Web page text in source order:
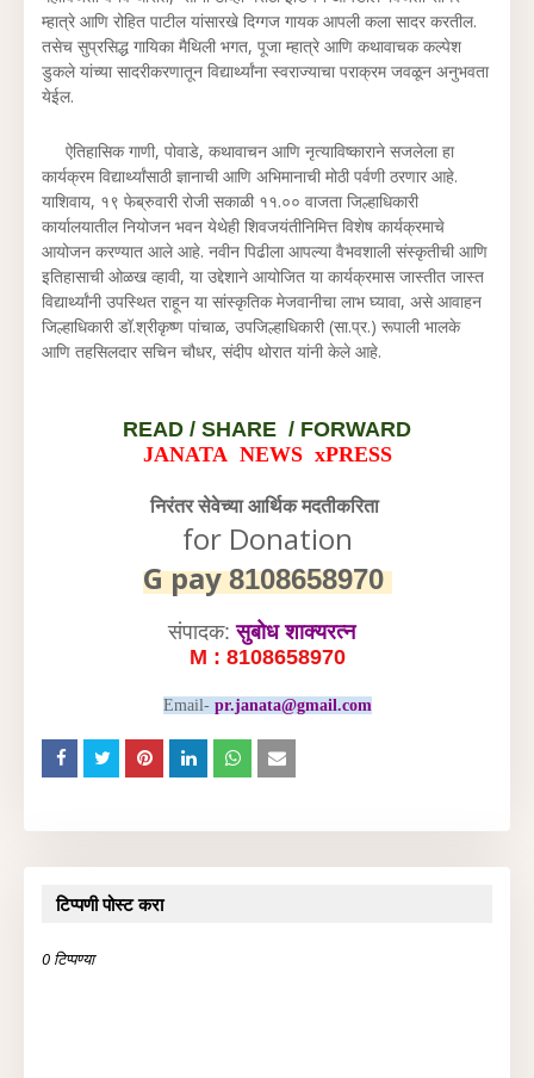
म्हात्रे आणि रोहित पाटील यांसारखे दिग्गज गायक आपली कला सादर करतील.
तसेच सुप्रसिद्ध गायिका मैथिली भगत, पूजा म्हात्रे आणि कथावाचक कल्पेश
डुकले यांच्या सादरीकरणातून विद्यार्थ्यांना स्वराज्याचा पराक्रम जवळून अनुभवता
येईल.
ऐतिहासिक गाणी, पोवाडे, कथावाचन आणि नृत्याविष्काराने सजलेला हा
कार्यक्रम विद्यार्थ्यांसाठी ज्ञानाची आणि अभिमानाची मोठी पर्वणी ठरणार आहे.
याशिवाय, १९ फेब्रुवारी रोजी सकाळी ११.०० वाजता जिल्हाधिकारी
कार्यालयातील नियोजन भवन येथेही शिवजयंतीनिमित्त विशेष कार्यक्रमाचे
आयोजन करण्यात आले आहे. नवीन पिढीला आपल्या वैभवशाली संस्कृतीची आणि
इतिहासाची ओळख व्हावी, या उद्देशाने आयोजित या कार्यक्रमास जास्तीत जास्त
विद्यार्थ्यांनी उपस्थित राहून या सांस्कृतिक मेजवानीचा लाभ घ्यावा, असे आवाहन
जिल्हाधिकारी डॉ.श्रीकृष्ण पांचाळ, उपजिल्हाधिकारी (सा.प्र.) रूपाली भालके
आणि तहसिलदार सचिन चौधर, संदीप थोरात यांनी केले आहे.
READ / SHARE / FORWARD
JANATA NEWS xPRESS
निरंतर सेवेच्या आर्थिक मदतीकरिता
for Donation
G pay8108658970
संपादक:सुबोध शाक्यरत्न
M : 8108658970
Email- pr.janata@gmail.com
टिप्पणी पोस्ट करा
0 टिप्पण्या